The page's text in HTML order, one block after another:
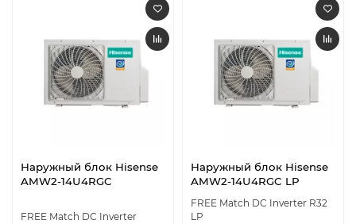
Наружный блок Hisense
AMW2-14U4RGC
FREE Match DC Inverter
Наружный блок Hisense
AMW2-14U4RGC LP
FREE Match DC Inverter R32
LP